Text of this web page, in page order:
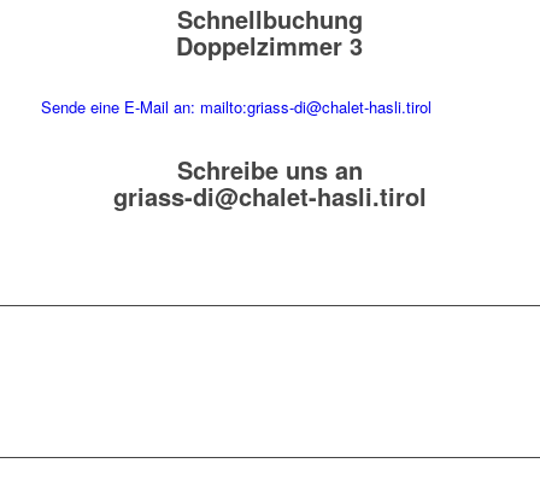
Schnellbuchung
Doppelzimmer 3
Sende eine E-Mail an: mailto:griass-di@chalet-hasli.tirol
Schreibe uns an
griass-di@chalet-hasli.tirol